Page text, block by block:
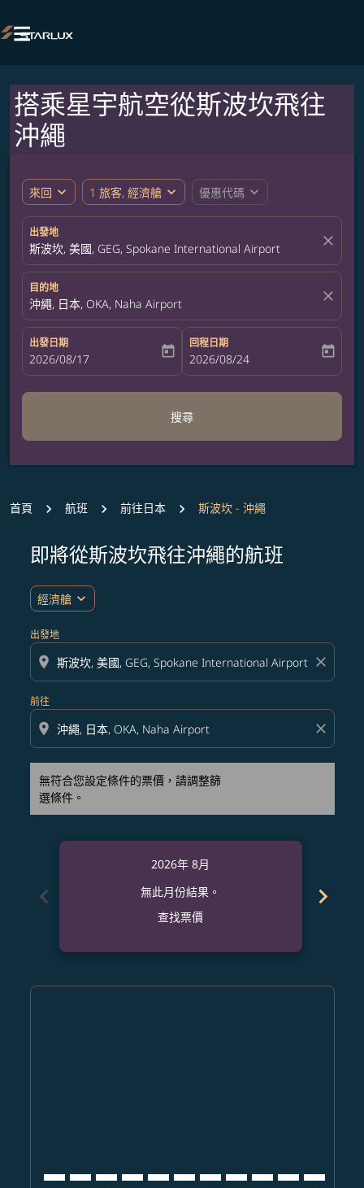

搭乘星宇航空從斯波坎飛往
沖繩
來回 expand_more 1 旅客, 經濟艙 expand_more 優惠代碼 expand_more
出發地
斯波坎, 美國, GEG, Spokane International Airport close
目的地
沖繩, 日本, OKA, Naha Airport close
出發日期
fc-booking-departure-date-aria-label
2026/08/17 today
回程日期
fc-booking-return-date-aria-label
2026/08/24 today
搜尋
首頁 航班 前往日本 斯波坎 - 沖繩
即將從斯波坎飛往沖繩的航班
經濟艙 expand_more
出發地
location_on close
前往
location_on close
無符合您設定條件的票價，請調整篩
選條件。
無符合您設定條件的票價，請調整篩選條件。
chevron_left
2026年 8月
無此月份結果。
查找票價
chevron_right